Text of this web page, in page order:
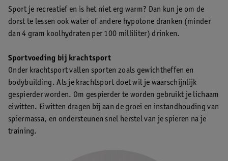
Sport je recreatief en is het niet erg warm? Dan kun je om de
dorst te lessen ook water of andere hypotone dranken (minder
dan 4 gram koolhydraten per 100 milliliter) drinken.
Sportvoeding bij krachtsport
Onder krachtsport vallen sporten zoals gewichtheffen en
bodybuilding. Als je krachtsport doet wil je waarschijnlijk
gespierder worden. Om gespierder te worden gebruikt je lichaam
eiwitten. Eiwitten dragen bij aan de groei en instandhouding van
spiermassa, en ondersteunen snel herstel van je spieren na je
training.